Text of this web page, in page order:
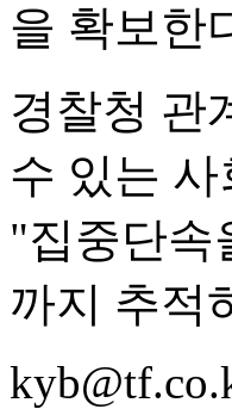
을 확보한
경찰청 관
수 있는
"집중단속
까지 추적